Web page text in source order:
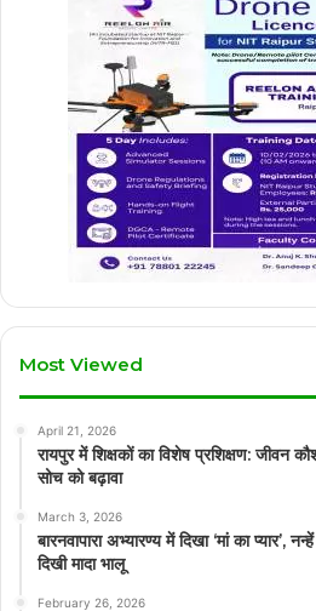
Most Viewed
April 21, 2026
रायपुर में शिक्षकों का विशेष प्रशिक्षण: जीवन
सोच को बढ़ावा
March 3, 2026
बारनवापारा अभ्यारण्य में दिखा ‘मां का प्यार’,
दिखी मादा भालू
February 26, 2026